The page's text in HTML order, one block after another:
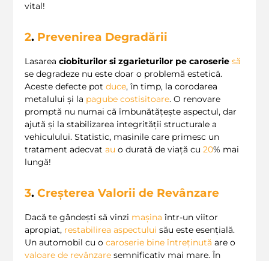
vital!
2. Prevenirea Degradării
Lasarea ciobiturilor si zgarieturilor pe caroserie să
se degradeze nu este doar o problemă estetică.
Aceste defecte pot duce, în timp, la corodarea
metalului și la pagube costisitoare. O renovare
promptă nu numai că îmbunătățește aspectul, dar
ajută și la stabilizarea integrității structurale a
vehiculului. Statistic, masinile care primesc un
tratament adecvat au o durată de viață cu 20% mai
lungă!
3. Creșterea Valorii de Revânzare
Dacă te gândești să vinzi mașina într-un viitor
apropiat, restabilirea aspectului său este esențială.
Un automobil cu o caroserie bine întreținută are o
valoare de revânzare semnificativ mai mare. În